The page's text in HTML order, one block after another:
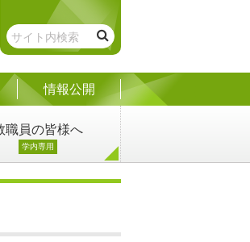
情報公開
職員の皆様へ
学内専用